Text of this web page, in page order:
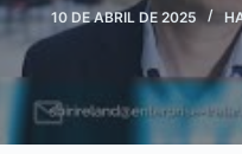
n
t
e
i
10 DE ABRIL DE 2025